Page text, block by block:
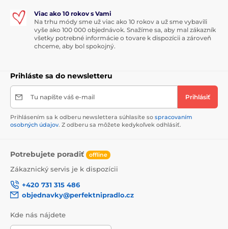
Viac ako 10 rokov s Vami
Na trhu módy sme už viac ako 10 rokov a už sme vybavili
vyše ako 100 000 objednávok. Snažíme sa, aby mal zákazník
všetky potrebné informácie o tovare k dispozícii a zároveň
chceme, aby bol spokojný.
Prihláste sa do newsletteru
Tu napíšte váš e-mail Prihlásiť
Prihlásením sa k odberu newslettera súhlasíte so spracovaním
osobných údajov. Z odberu sa môžete kedykoľvek odhlásiť.
Potrebujete poradiť offline
Zákaznický servis je k dispozícii
+420 731 315 486
objednavky@perfektnipradlo.cz
Kde nás nájdete